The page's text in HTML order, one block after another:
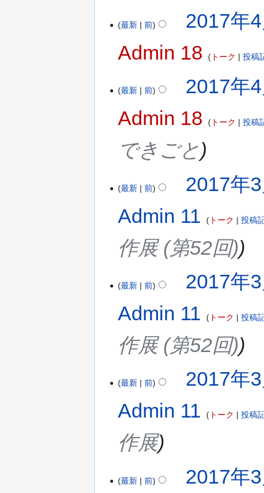
最新 前
2017年
Admin 18
トーク 投稿
最新 前
2017年
Admin 18
トーク 投稿
できごと
最新 前
2017年
Admin 11
トーク 投稿
作展 (第52回)
最新 前
2017年
Admin 11
トーク 投稿
作展 (第52回)
最新 前
2017年
Admin 11
トーク 投稿
作展
最新 前
2017年